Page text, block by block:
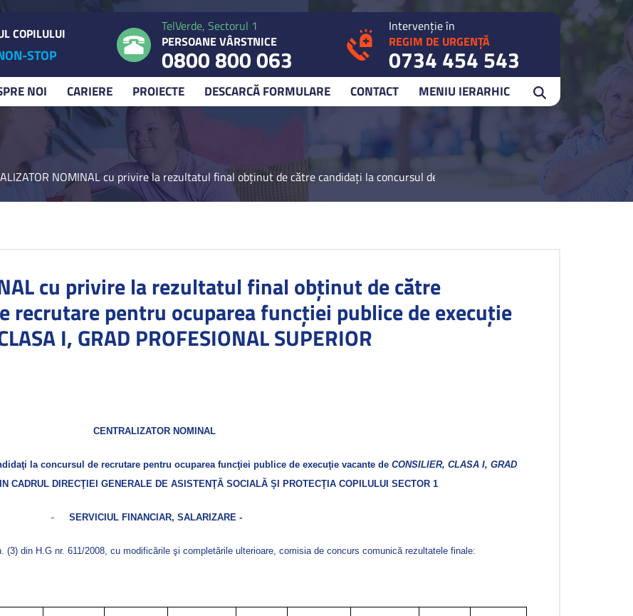
NOI CARIERE PROIECTE DESCARCĂ FORMULARE CONTACT MENIU IERARHIC
COPILULUI
STOP
TelVerde, Sectorul 1
PERSOANE VÂRSTNICE
0800 800 063
Intervenție în
REGIM DE URGENȚĂ
0734 454 543
NOMINAL cu privire la rezultatul final obţinut de către candidaţi la concursul de recrutare pentru ocuparea funcţiei
cu privire la rezultatul final obţinut de către
recrutare pentru ocuparea funcţiei publice de execuţie
I, GRAD PROFESIONAL SUPERIOR
CENTRALIZATOR NOMINAL
la concursul de recrutare pentru ocuparea funcţiei publice de execuţie vacante de CONSILIER, CLASA I, GRAD
N CADRUL DIRECŢIEI GENERALE DE ASISTENŢĂ SOCIALĂ ŞI PROTECŢIA COPILULUI SECTOR 1
- SERVICIUL FINANCIAR, SALARIZARE -
(3) din H.G nr. 611/2008, cu modificările şi completările ulterioare, comisia de concurs comunică rezultatele finale: